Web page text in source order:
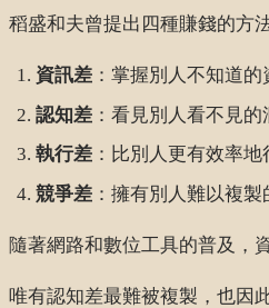
稻盛和夫曾提出四種賺錢的方
資訊差 ：掌握別人不知道的
認知差 ：看見別人看不見的
執行差 ：比別人更有效率地
競爭差 ：擁有別人難以複製
隨著網路和數位工具的普及，
唯有認知差最難被複製，也因